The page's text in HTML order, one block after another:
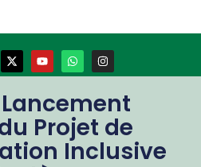
Projet de
Inclusive